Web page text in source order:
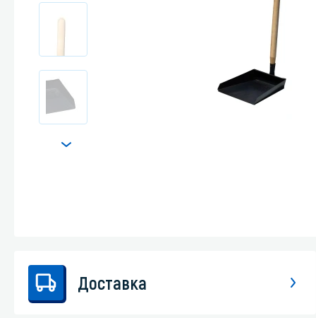
Стекла и
Автохимия
Доставка